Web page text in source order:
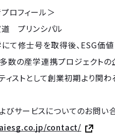
ロフィール＞
プリンシパル
て修士号を取得後、ESG価
数の産学連携プロジェクトの
ィストとして創業初期より関わ
びサービスについてのお問い
contact/